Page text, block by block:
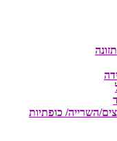
השרייה/ כופתיות